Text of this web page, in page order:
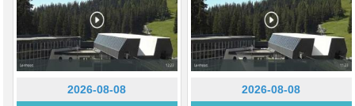
2026-08-08
2026-08-08